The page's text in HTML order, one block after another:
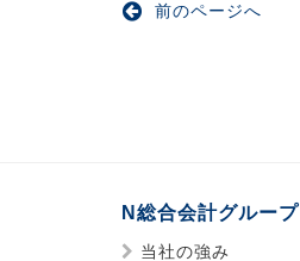
前のページへ
N総合会計グループ
当社の強み